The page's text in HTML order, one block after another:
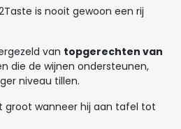
is nooit gewoon een rij
van topgerechten van
die de wijnen ondersteunen,
niveau tillen.
groot wanneer hij aan tafel tot